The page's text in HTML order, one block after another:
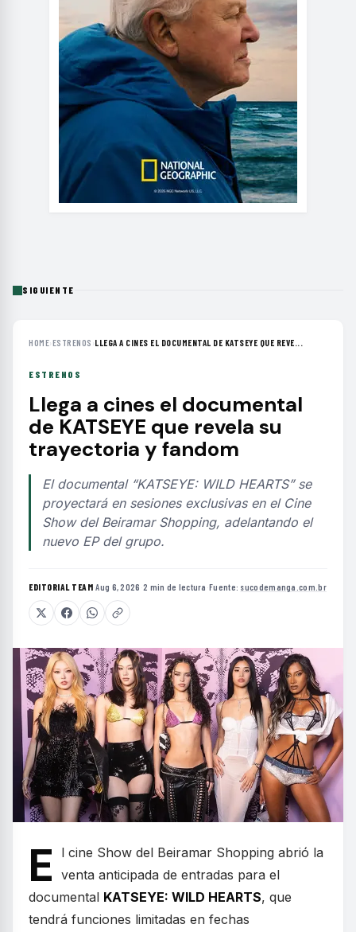
SIGUIENTE
HOME›ESTRENOS ›LLEGA A CINES EL DOCUMENTAL DE KATSEYE QUE REVE...
ESTRENOS
Llega a cines el documental
de KATSEYE que revela su
trayectoria y fandom
El documental “KATSEYE: WILD HEARTS” se
proyectará en sesiones exclusivas en el Cine
Show del Beiramar Shopping, adelantando el
nuevo EP del grupo.
EDITORIAL TEAM·Aug 6, 2026 ·2 min de lectura ·Fuente: sucodemanga.com.br
E
l cine Show del Beiramar Shopping abrió la
venta anticipada de entradas para el
documental KATSEYE: WILD HEARTS, que
tendrá funciones limitadas en fechas